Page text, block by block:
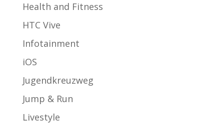
Health and Fitness
HTC Vive
Infotainment
iOS
Jugendkreuzweg
Jump & Run
Livestyle